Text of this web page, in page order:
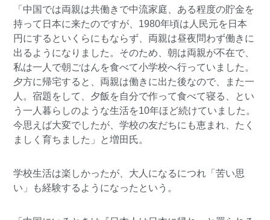
「中国では両親は共働きで中流家庭、ある程度の貯金を
持って日本に来たのですが、1980年頃は人民元を日本
円にするといくらにもならず、両親は昼夜問わず働きに
出るようになりました。そのため、朝は両親が不在で、
私は一人で朝ごはんを食べて小学校へ行っていました。
夕方に帰宅すると、両親は働きに出た後なので、また一
人。宿題をして、夕飯を自分で作って食べて寝る、とい
う一人暮らしのような生活を10年ほど続けていました。
今思えば大変でしたが、学校の友だちにも恵まれ、たく
ましく育ちました」と増田氏。
学校生活は楽しかったが、大人になるにつれ「苦い思
い」も経験するようになったという。